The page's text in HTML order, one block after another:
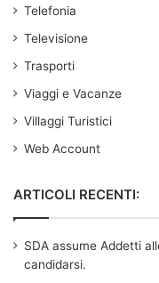
Telefonia
Televisione
Trasporti
Viaggi e Vacanze
Villaggi Turistici
Web Account
ARTICOLI RECENTI:
SDA assume Addetti
candidarsi.